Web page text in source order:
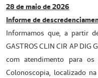
28 de maio de 2026
Informe de
Informamos que, a partir
GASTROS CLIN CIR AP DIG
com atendimento para
Colonoscopia, localizado